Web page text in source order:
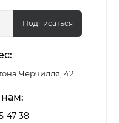
Подписаться
Черчилля, 42
47-38